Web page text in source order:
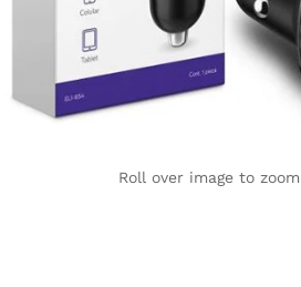
Roll over image to